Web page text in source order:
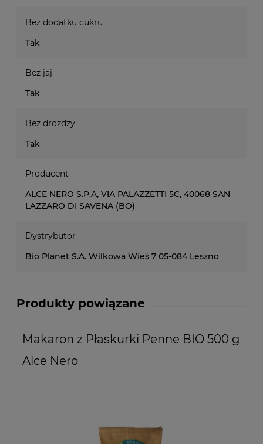
Bez dodatku cukru
Tak
Bez jaj
Tak
Bez drożdży
Tak
Producent
ALCE NERO S.P.A, VIA PALAZZETTI 5C, 40068 SAN
LAZZARO DI SAVENA (BO)
Dystrybutor
Bio Planet S.A. Wilkowa Wieś 7 05-084 Leszno
Produkty powiązane
Makaron z Płaskurki Penne BIO 500 g
Alce Nero